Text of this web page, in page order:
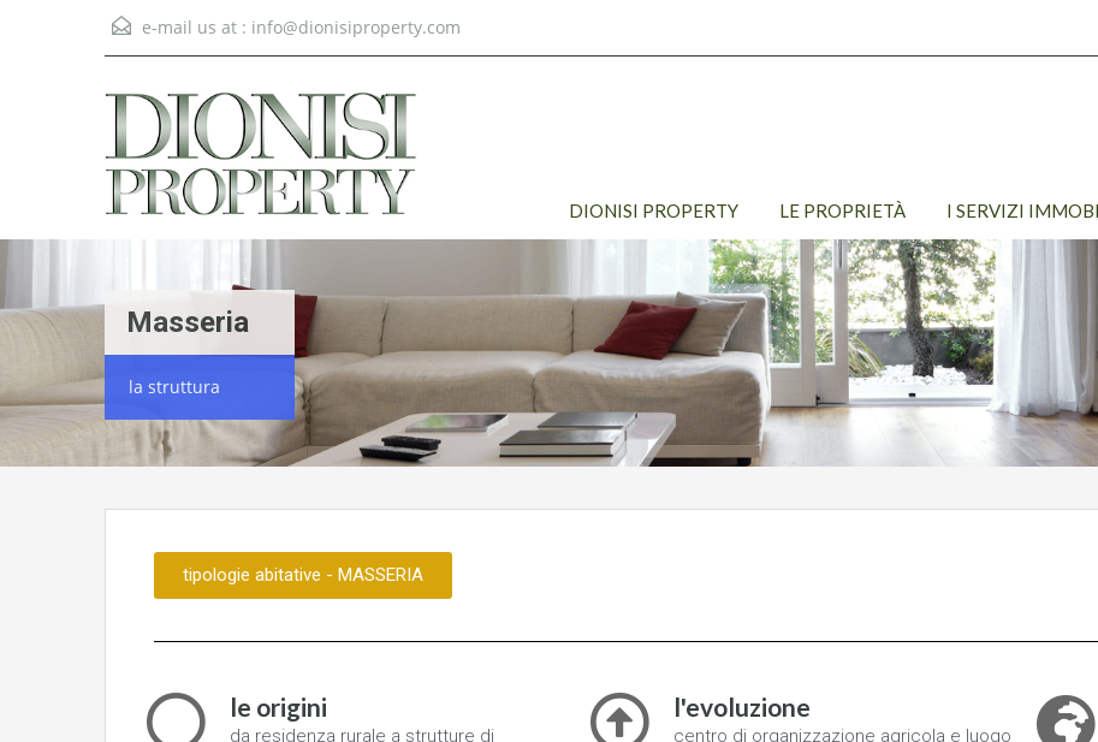
e-mail us at : info@dionisiproperty.com
DIONISI PROPERTY LE PROPRIETÀ I SERVIZI
Masseria
la struttura
tipologie abitative - MASSERIA
le origini
da residenza rurale a strutture di
l'evoluzione
centro di organizzazione agricola e luogo